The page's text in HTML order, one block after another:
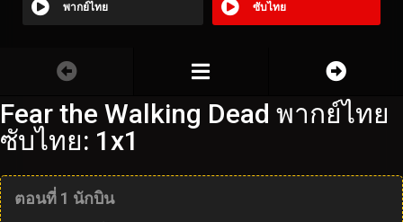
พากย์ไทย ซับไทย
Fear the Walking Dead พากย์ไทย
ซับไทย: 1x1
ตอนที่ 1 นักบิน